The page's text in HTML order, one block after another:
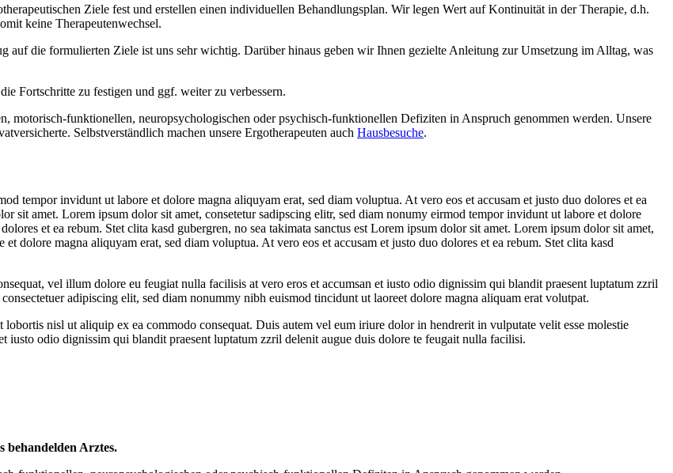
Ziele fest und erstellen einen individuellen Behandlungsplan. Wir legen Wert auf Kontinuität in der Therapie, d.h.
keine Therapeutenwechsel.
auf die formulierten Ziele ist uns sehr wichtig. Darüber hinaus geben wir Ihnen gezielte Anleitung zur Umsetzung im Alltag, was
Fortschritte zu festigen und ggf. weiter zu verbessern.
motorisch-funktionellen, neuropsychologischen oder psychisch-funktionellen Defiziten in Anspruch genommen werden. Unsere
Selbstverständlich machen unsere Ergotherapeuten auch Hausbesuche.
tempor invidunt ut labore et dolore magna aliquyam erat, sed diam voluptua. At vero eos et accusam et justo duo dolores et ea
sit amet. Lorem ipsum dolor sit amet, consetetur sadipscing elitr, sed diam nonumy eirmod tempor invidunt ut labore et dolore
et ea rebum. Stet clita kasd gubergren, no sea takimata sanctus est Lorem ipsum dolor sit amet. Lorem ipsum dolor sit amet,
dolore magna aliquyam erat, sed diam voluptua. At vero eos et accusam et justo duo dolores et ea rebum. Stet clita kasd
vel illum dolore eu feugiat nulla facilisis at vero eros et accumsan et iusto odio dignissim qui blandit praesent luptatum zzril
adipiscing elit, sed diam nonummy nibh euismod tincidunt ut laoreet dolore magna aliquam erat volutpat.
nisl ut aliquip ex ea commodo consequat. Duis autem vel eum iriure dolor in hendrerit in vulputate velit esse molestie
iusto odio dignissim qui blandit praesent luptatum zzril delenit augue duis dolore te feugait nulla facilisi.
behandelden Arztes.